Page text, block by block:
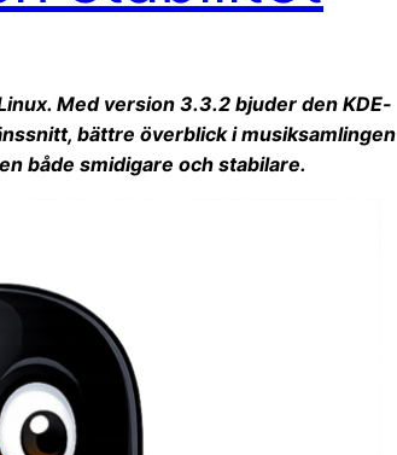
Med version 3.3.2 bjuder den KDE-
bättre överblick i musiksamlingen
både smidigare och stabilare.